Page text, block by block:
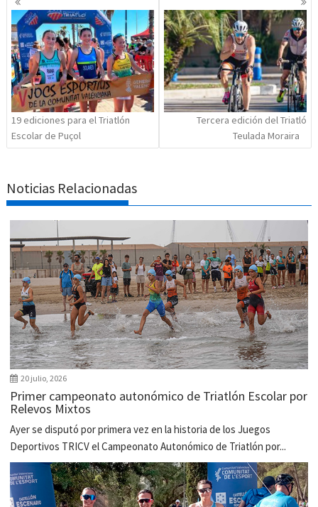
de
entradas
19 ediciones para el Triatlón
Escolar de Puçol
Tercera edición del Triatló
Teulada Moraira
Noticias Relacionadas
20 julio, 2026
Primer campeonato autonómico de Triatlón Escolar por
Relevos Mixtos
Ayer se disputó por primera vez en la historia de los Juegos
Deportivos TRICV el Campeonato Autonómico de Triatlón por...